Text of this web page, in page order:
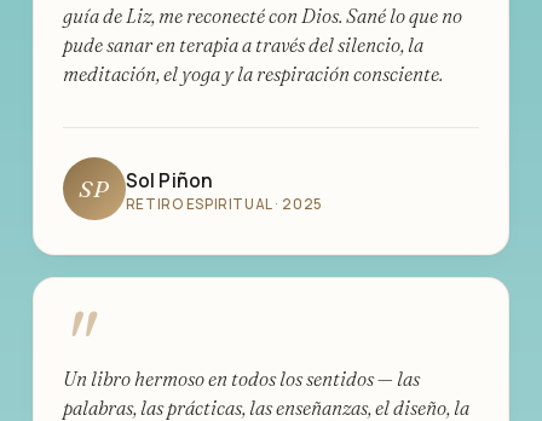
guía de Liz, me reconecté con Dios. Sané lo que no
pude sanar en terapia a través del silencio, la
meditación, el yoga y la respiración consciente.
SP Sol Piñon
RETIRO ESPIRITUAL · 2025
"
Un libro hermoso en todos los sentidos — las
palabras, las prácticas, las enseñanzas, el diseño, la